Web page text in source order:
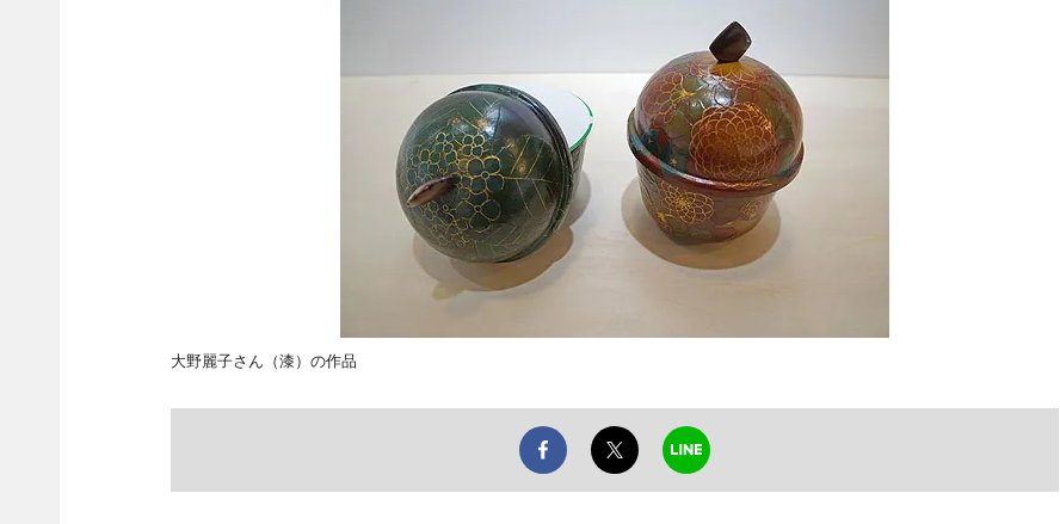
大野麗子さん（漆）の作品